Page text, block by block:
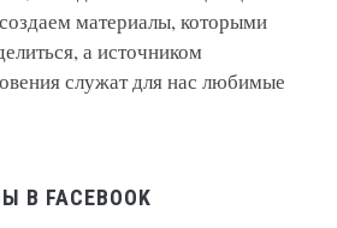
материалы, которыми
а источником
служат для нас любимые
В FACEBOOK